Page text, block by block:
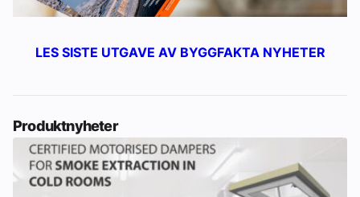
LES SISTE UTGAVE AV BYGGFAKTA NYHETER
Produktnyheter